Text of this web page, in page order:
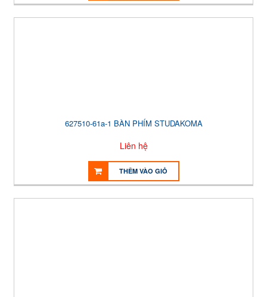
627510-61a-1 BÀN PHÍM STUDAKOMA
Liên hệ
THÊM VÀO GIỎ